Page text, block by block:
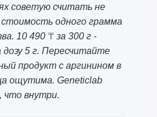
советую считать не
стоимость одного грамма
10 490 ₸ за 300 г -
дозу 5 г. Пересчитайте
продукт с аргинином в
ощутима. Geneticlab
что внутри.